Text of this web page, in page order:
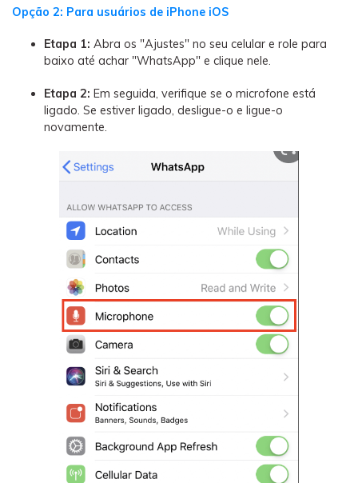
Opção 2: Para usuários de iPhone iOS
Etapa 1: Abra os "Ajustes" no seu celular e role para
baixo até achar "WhatsApp" e clique nele.
Etapa 2: Em seguida, verifique se o microfone está
ligado. Se estiver ligado, desligue-o e ligue-o
novamente.